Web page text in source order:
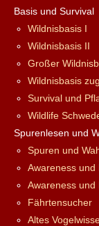
Basis und Survival
Wildnisbasis I
Wildnisbasis II
Großer
Wildnisbasis
Survival und
Wildlife
Spurenlesen und
Spuren und
Awareness und
Awareness und
Fährtensucher
Altes